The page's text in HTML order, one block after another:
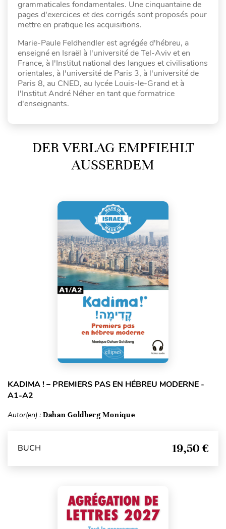
grammaticales fondamentales. Une cinquantaine de
pages d'exercices et des corrigés sont proposés pour
mettre en pratique les acquisitions.
Marie-Paule Feldhendler est agrégée d'hébreu, a
enseigné en Israël à l'université de Tel-Aviv et en
France, à l'Institut national des langues et civilisations
orientales, à l'université de Paris 3, à l'université de
Paris 8, au CNED, au lycée Louis-le-Grand et à
l'Institut André Néher en tant que formatrice
d'enseignants.
DER VERLAG EMPFIEHLT
AUSSERDEM
KADIMA ! – PREMIERS PAS EN HÉBREU MODERNE -
A1-A2
Autor(en) : Dahan Goldberg Monique
BUCH 19,50 €